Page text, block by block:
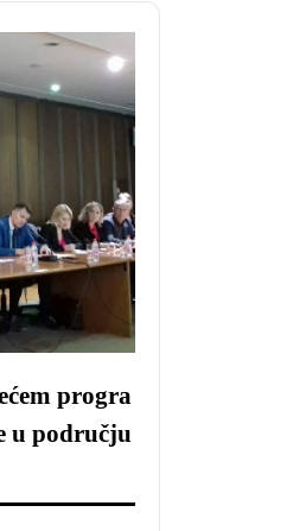
progra
u području